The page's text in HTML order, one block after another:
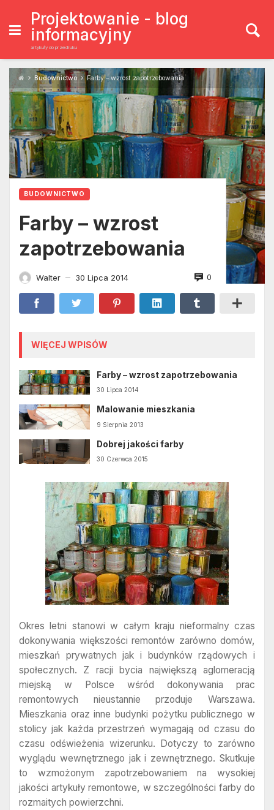
content
Projektowanie - blog
informacyjny
artykuły do przedruku
Budownictwo Farby – wzrost zapotrzebowania
BUDOWNICTWO
Farby – wzrost
zapotrzebowania
Walter — 30 Lipca 2014 0
WIĘCEJ WPISÓW
Farby – wzrost zapotrzebowania
30 Lipca 2014
Malowanie mieszkania
9 Sierpnia 2013
Dobrej jakości farby
30 Czerwca 2015
Okres letni stanowi w całym kraju nieformalny czas
dokonywania większości remontów zarówno domów,
mieszkań prywatnych jak i budynków rządowych i
społecznych. Z racji bycia największą aglomeracją
miejską w Polsce wśród dokonywania prac
remontowych nieustannie przoduje Warszawa.
Mieszkania oraz inne budynki pożytku publicznego w
stolicy jak każda przestrzeń wymagają od czasu do
czasu odświeżenia wizerunku. Dotyczy to zarówno
wyglądu wewnętrznego jak i zewnętrznego. Skutkuje
to wzmożonym zapotrzebowaniem na wysokiej
jakości artykuły remontowe, w szczególności farby do
rozmaitych powierzchni.